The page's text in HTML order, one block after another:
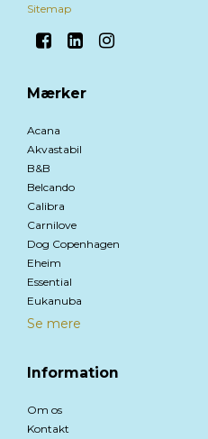
Sitemap
Mærker
Acana
Akvastabil
B&B
Belcando
Calibra
Carnilove
Dog Copenhagen
Eheim
Essential
Eukanuba
Se mere
Information
Om os
Kontakt